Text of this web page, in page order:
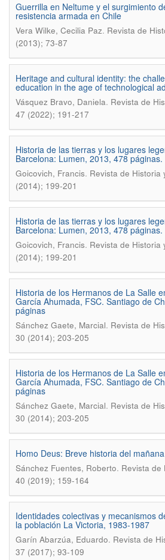
Guerrilla en Neltume y el surgimiento
resistencia armada en Chile
Vera Wilke, Cecilia Paz. Revista de
(2013); 73-87
Heritage and cultural identity: the
education in the age of technological
Vásquez Bravo, Daniela. Revista de
47 (2022); 191-217
Historia de las tierras y los lugares
Barcelona: Lumen, 2013, 478 páginas.
Goicovich, Francis. Revista de Historia
(2014); 199-201
Historia de las tierras y los lugares
Barcelona: Lumen, 2013, 478 páginas.
Goicovich, Francis. Revista de Historia
(2014); 199-201
Historia de los Hermanos de La Salle
García Ahumada, FSC. Santiago de
páginas
Sánchez Gaete, Marcial. Revista de
30 (2014); 203-205
Historia de los Hermanos de La Salle
Garcí­a Ahumada, FSC. Santiago de
páginas
Sánchez Gaete, Marcial. Revista de
30 (2014); 203-205
Homo Deus: Breve historia del mañana
Sánchez Fuentes, Roberto. Revista de
40 (2019); 159-164
Identidades colectivas y mecanismos
la población La Victoria, 1983-1987
Garín Abarzúa, Eduardo. Revista de
37 (2017); 93-109